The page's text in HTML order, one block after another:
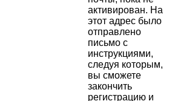
активирован. На
этот адрес было
отправлено
письмо с
инструкциями,
следуя которым,
вы сможете
закончить
регистрацию и